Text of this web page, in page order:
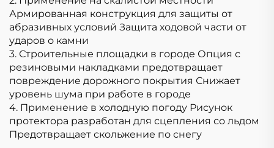
Армированная конструкция для защиты от
абразивных условий Защита ходовой части от
ударов о камни
3. Строительные площадки в городе Опция с
резиновыми накладками предотвращает
повреждение дорожного покрытия Снижает
уровень шума при работе в городе
4. Применение в холодную погоду Рисунок
протектора разработан для сцепления со льдом
Предотвращает скольжение по снегу